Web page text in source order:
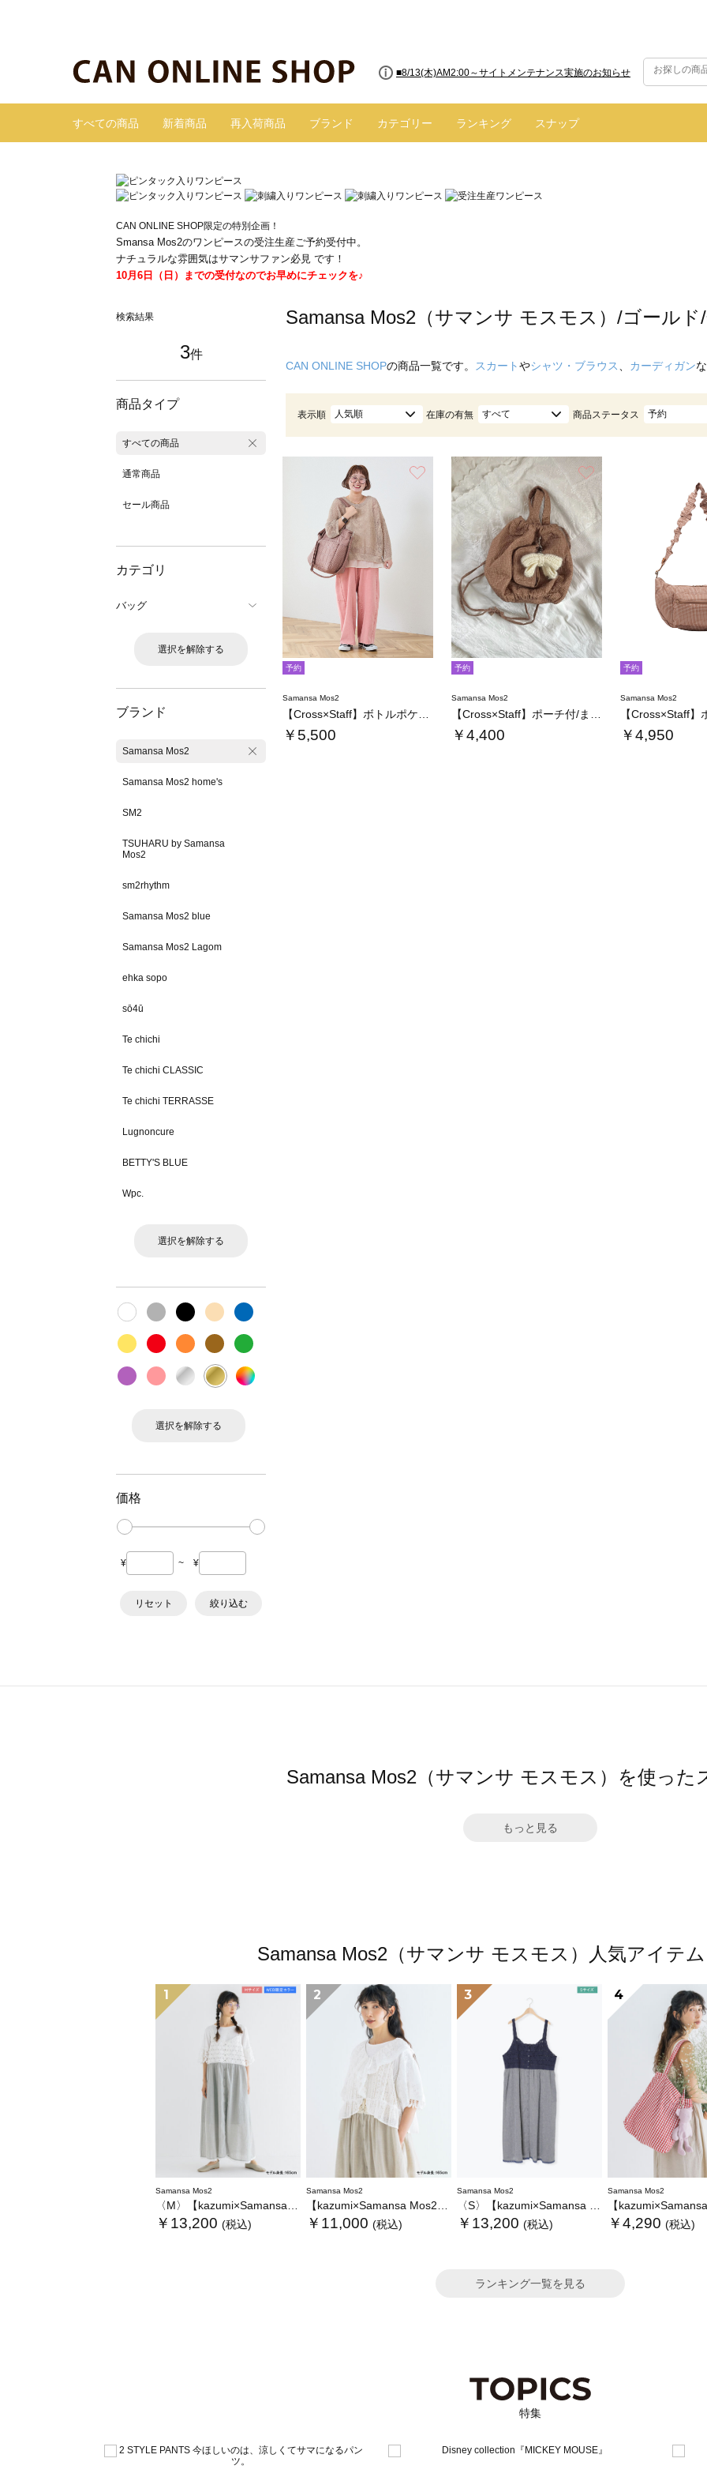
■8/13(木)AM2:00～サイトメンテナンス実施のお知らせ
すべての商品 新着商品 再入荷商品 ブランド カテゴリー ランキング スナップ
CAN ONLINE SHOP限定の特別企画！
Smansa Mos2のワンピースの受注生産ご予約受付中。
ナチュラルな雰囲気はサマンサファン必見 です！
10月6日（日）までの受付なのでお早めにチェックを♪
検索結果
3件
商品タイプ
すべての商品
通常商品
セール商品
カテゴリ
バッグ
選択を解除する
ブランド
Samansa Mos2
Samansa Mos2 home's
SM2
TSUHARU by Samansa
Mos2
sm2rhythm
Samansa Mos2 blue
Samansa Mos2 Lagom
ehka sopo
sō4ū
Te chichi
Te chichi CLASSIC
Te chichi TERRASSE
Lugnoncure
BETTY'S BLUE
Wpc.
選択を解除する
選択を解除する
価格
¥ ~ ¥
リセット 絞り込む
Samansa Mos2（サマンサ モスモス）/ゴールド
CAN ONLINE SHOPの商品一覧です。 スカートやシャツ・ブラウス カーディガン
表示順 人気順 在庫の有無 すべて 商品ステータス 予約
お気に入り
予約
Samansa Mos2
￥5,500
予約
Samansa Mos2
￥4,400
予約
Samansa Mos2
￥4,950
Samansa Mos2（サマンサ モスモス）を使った
もっと見る
Samansa Mos2（サマンサ モスモス）人気アイテ
1
Samansa Mos2
〈M〉【kazumi×Samansa Mos2】キャミワンピース《WEB限定カラーあり》
￥13,200 (税込)
2
Samansa Mos2
【kazumi×Samansa Mos2】レースフリルブラウス
￥11,000 (税込)
3
Samansa Mos2
〈S〉【kazumi×Samansa Mos2】キャミワンピース《WEB限定カラーあり》
￥13,200 (税込)
4
Samansa Mos2
【kazumi×Samansa Mos2】ぬい
￥4,290 (税込)
ランキング一覧を見る
特集